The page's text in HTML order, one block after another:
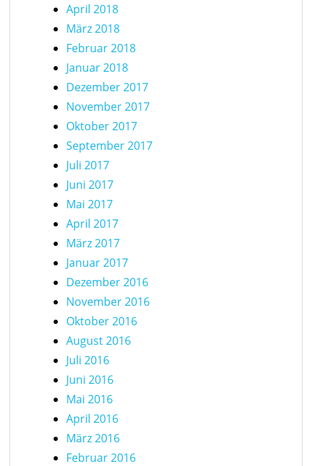
April 2018
März 2018
Februar 2018
Januar 2018
Dezember 2017
November 2017
Oktober 2017
September 2017
Juli 2017
Juni 2017
Mai 2017
April 2017
März 2017
Januar 2017
Dezember 2016
November 2016
Oktober 2016
August 2016
Juli 2016
Juni 2016
Mai 2016
April 2016
März 2016
Februar 2016